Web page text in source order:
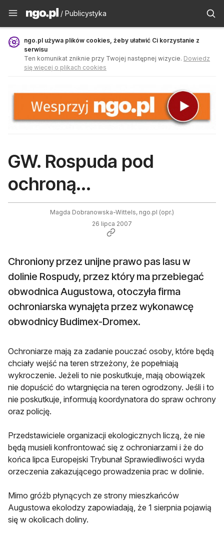
Publicystyka - ngo.pl
/ Publicystyka
ngo.pl używa plików cookies, żeby ułatwić Ci korzystanie z
serwisu
Ten komunikat zniknie przy Twojej następnej wizycie. Dowiedz
się więcej o plikach cookies
GW. Rospuda pod
ochroną...
Magda Dobranowska-Wittels, ngo.pl (opr.)
26 lipca 2007
Chroniony przez unijne prawo pas lasu w
dolinie Rospudy, przez który ma przebiegać
obwodnica Augustowa, otoczyła firma
ochroniarska wynajęta przez wykonawcę
obwodnicy Budimex-Dromex.
Ochroniarze mają za zadanie pouczać osoby, które będą
chciały wejść na teren strzeżony, że popełniają
wykroczenie. Jeżeli to nie poskutkuje, mają obowiązek
nie dopuścić do wtargnięcia na teren ogrodzony. Jeśli i to
nie poskutkuje, informują koordynatora do spraw ochrony
oraz policję.
Przedstawiciele organizacji ekologicznych liczą, że nie
będą musieli konfrontować się z ochroniarzami i że do
końca lipca Europejski Trybunał Sprawiedliwości wyda
orzeczenia zakazującego prowadzenia prac w dolinie.
Mimo gróźb płynących ze strony mieszkańców
Augustowa ekolodzy zapowiadają, że 1 sierpnia pojawią
się w okolicach doliny.